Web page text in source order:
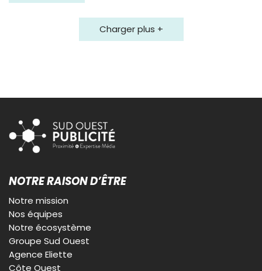
Charger plus +
NOTRE RAISON D’ÊTRE
Notre mission
Nos équipes
Notre écosystème
Groupe Sud Ouest
Agence Eliette
Côte Ouest